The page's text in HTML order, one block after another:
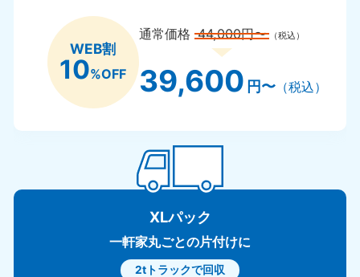
WEB割
10%OFF
通常価格44,000円〜 （税込）
39,600 円〜（税込）
XLパック
一軒家丸ごとの片付けに
2tトラックで回収